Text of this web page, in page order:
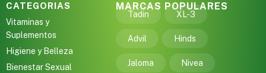
CATEGORIAS
Vitaminas y
Suplementos
Higiene y Belleza
Bienestar Sexual
MARCAS POPULARES
Tadin XL-3
Advil Hinds
Jaloma Nivea